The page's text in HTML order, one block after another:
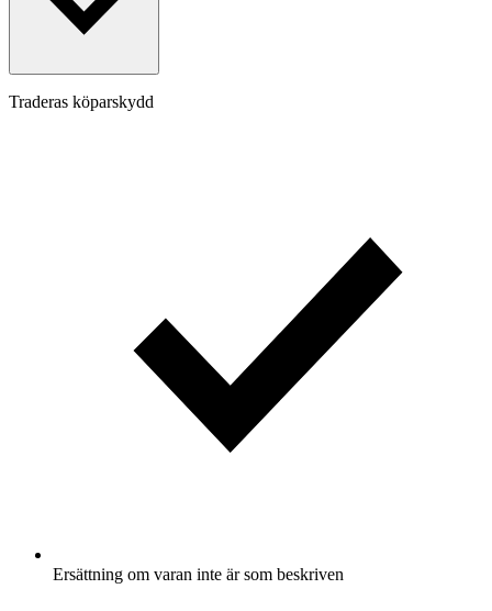
Traderas köparskydd
Ersättning om varan inte är som beskriven